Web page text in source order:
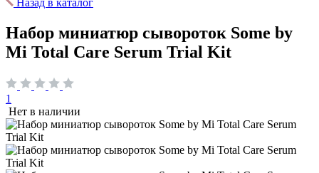
Назад в каталог
Набор миниатюр сывороток Some by
Mi Total Care Serum Trial Kit
1
Нет в наличии